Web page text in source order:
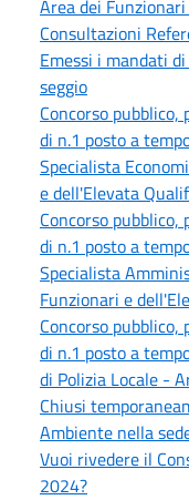
Area dei
Consultazioni
Emessi i mandati
seggio
Concorso
di n.1 posto a
Specialista
e dell'Elevata
Concorso
di n.1 posto a
Specialista
Funzionari e
Concorso
di n.1 posto a
di Polizia Locale -
Chiusi
Ambiente nella
Vuoi rivedere il
2024?